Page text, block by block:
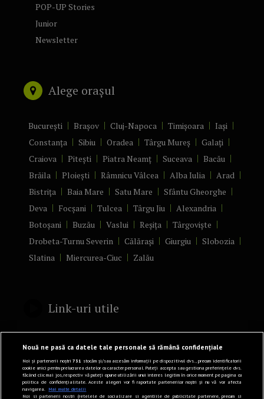
POP-UP Stories
Junior
Newsletter
Alege orașul
București Brașov Cluj-Napoca Timișoara
Iași
Constanța
Sibiu Oradea Târgu Mureș
Galați
Craiova
Pitești Piatra Neamț Suceava
Bacău
Brăila
Ploiești Râmnicu Vâlcea Alba Iulia
Arad
Bistrița
Baia Mare Satu Mare
Sfântu Gheorghe
Deva
Focșani Tulcea Târgu Jiu
Alexandria
Botoșani
Buzău Vaslui Reșița
Târgoviște
Drobeta-Turnu Severin
Călărași Giurgiu
Slobozia
Slatina
Miercurea-Ciuc Zalău
Link-uri utile
Politică de confidențialitate
Termeni și Condiții
Mediakit Zile si Nopti
Nouă ne pasă ca datele tale personale să rămână confidențiale
Noi și partenerii noștri731 stocăm și/sau accesăm informații pe dispozitivul dvs., precum identificatorii
cookie unici pentru prelucrarea datelor cu caracter personal. Puteți accepta sau gestiona preferințele dvs.
făcând clic mai jos, respectiv vă puteți opune utilizării unui interes legitim în orice moment pe pagina cu
politica de confidențialitate. Aceste alegeri vor fi raportate partenerilor noștri și nu vă vor afecta
navigarea. Mai multe detalii
Noi si partenerii nostri (retelele de socializare si agentiile de publicitate partenere, precum si